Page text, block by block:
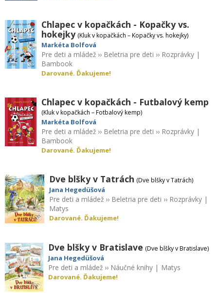
Chlapec v kopačkách - Kopačky vs.
hokejky (Kluk v kopačkách – Kopačky vs. hokejky)
Markéta Bolfová
Pre deti a mládež›› Beletria pre deti ›› Rozprávky|
Bambook
Darované. Ďakujeme!
Chlapec v kopačkách - Futbalový kemp
(Kluk v kopačkách – Fotbalový kemp)
Markéta Bolfová
Pre deti a mládež ›› Beletria pre deti ›› Rozprávky |
Bambook
Darované. Ďakujeme!
Dve blšky v Tatrách (Dve blšky v Tatrách)
Jana Hegedüšová
Pre deti a mládež›› Beletria pre deti ›› Rozprávky|
Matys
Darované. Ďakujeme!
Dve blšky v Bratislave (Dve blšky v Bratislave)
Jana Hegedüšová
Pre deti a mládež›› Náučné knihy| Matys
Darované. Ďakujeme!